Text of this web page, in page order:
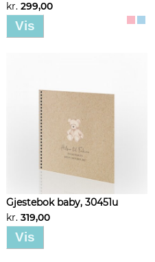
kr. 299,00
Vis
Gjestebok baby, 30451u
kr. 319,00
Vis